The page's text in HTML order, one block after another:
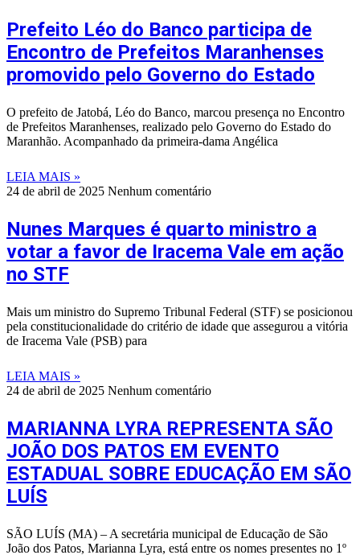
Prefeito Léo do Banco participa de
Encontro de Prefeitos Maranhenses
promovido pelo Governo do Estado
O prefeito de Jatobá, Léo do Banco, marcou presença no Encontro
de Prefeitos Maranhenses, realizado pelo Governo do Estado do
Maranhão. Acompanhado da primeira-dama Angélica
LEIA MAIS »
24 de abril de 2025 Nenhum comentário
Nunes Marques é quarto ministro a
votar a favor de Iracema Vale em ação
no STF
Mais um ministro do Supremo Tribunal Federal (STF) se posicionou
pela constitucionalidade do critério de idade que assegurou a vitória
de Iracema Vale (PSB) para
LEIA MAIS »
24 de abril de 2025 Nenhum comentário
MARIANNA LYRA REPRESENTA SÃO
JOÃO DOS PATOS EM EVENTO
ESTADUAL SOBRE EDUCAÇÃO EM SÃO
LUÍS
SÃO LUÍS (MA) – A secretária municipal de Educação de São
João dos Patos, Marianna Lyra, está entre os nomes presentes no 1º